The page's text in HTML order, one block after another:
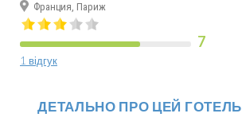
Франция, Париж
7
1 відгук
ДЕТАЛЬНО ПРО ЦЕЙ ГОТЕЛЬ